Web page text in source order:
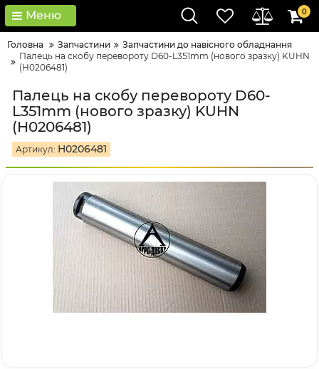
Меню 0
Головна Запчастини
Запчастини до навісного обладнання
Палець на скобу перевороту D60-L351mm (нового зразку) KUHN
(H0206481)
Палець на скобу перевороту D60-
L351mm (нового зразку) KUHN
(H0206481)
Артикул: H0206481